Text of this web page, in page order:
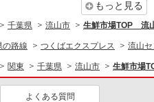
時給1270円〜／16時以降時給1370
日曜・祝日は時給100円ＵＰ！
西平井3-1-3
詳細を見る
社員登用あり
もっと見る
千葉県 流山市 生鮮市場TOP 流
の路線 つくばエクスプレス 流山
関東 千葉県 流山市 生鮮市場
よくある質問